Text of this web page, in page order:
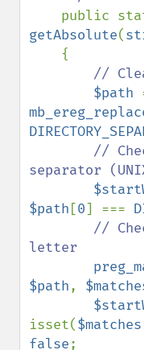
getAbsolute(
{
//
$path
//
separator
$path [0] ===
//
letter
$path,
isset($matches
false;